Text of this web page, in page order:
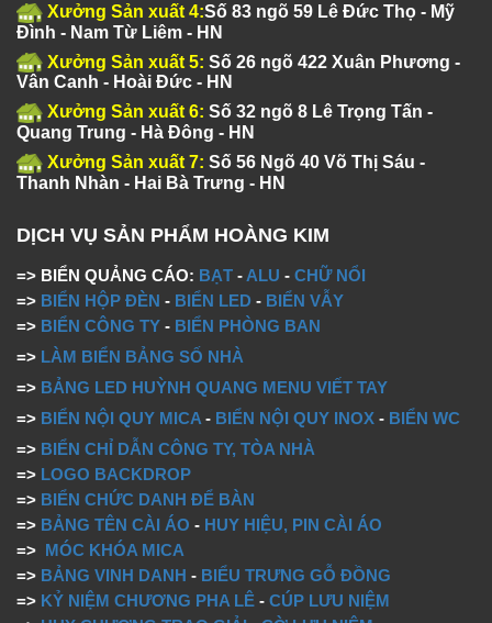
Xưởng Sản xuất 4:Số 83 ngõ 59 Lê Đức Thọ - Mỹ
Đình - Nam Từ Liêm - HN
Xưởng Sản xuất 5: Số 26 ngõ 422 Xuân Phương -
Vân Canh - Hoài Đức - HN
Xưởng Sản xuất 6: Số 32 ngõ 8 Lê Trọng Tấn -
Quang Trung - Hà Đông - HN
Xưởng Sản xuất 7: Số 56 Ngõ 40 Võ Thị Sáu -
Thanh Nhàn - Hai Bà Trưng - HN
DỊCH VỤ SẢN PHẨM HOÀNG KIM
=> BIỂN QUẢNG CÁO: BẠT - ALU - CHỮ NỔI
=> BIỂN HỘP ĐÈN - BIỂN LED - BIỂN VẪY
=> BIỂN CÔNG TY - BIỂN PHÒNG BAN
=> LÀM BIỂN BẢNG SỐ NHÀ
=> BẢNG LED HUỲNH QUANG MENU VIẾT TAY
=> BIỂN NỘI QUY MICA - BIỂN NỘI QUY INOX - BIỂN WC
=> BIỂN CHỈ DẪN CÔNG TY, TÒA NHÀ
=> LOGO BACKDROP
=> BIỂN CHỨC DANH ĐỂ BÀN
=> BẢNG TÊN CÀI ÁO - HUY HIỆU, PIN CÀI ÁO
=> MÓC KHÓA MICA
=> BẢNG VINH DANH - BIỂU TRƯNG GỖ ĐỒNG
=> KỶ NIỆM CHƯƠNG PHA LÊ - CÚP LƯU NIỆM